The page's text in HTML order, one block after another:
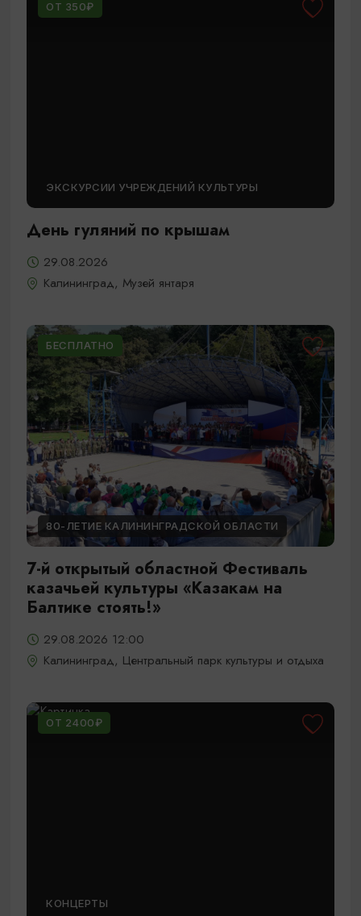
ОТ 350₽
ЭКСКУРСИИ УЧРЕЖДЕНИЙ КУЛЬТУРЫ
День гуляний по крышам
29.08.2026
Калининград, Музей янтаря
БЕСПЛАТНО
80-ЛЕТИЕ КАЛИНИНГРАДСКОЙ ОБЛАСТИ
7-й открытый областной Фестиваль
казачьей культуры «Казакам на
Балтике стоять!»
29.08.2026 12:00
Калининград, Центральный парк культуры и отдыха
ОТ 2400₽
КОНЦЕРТЫ